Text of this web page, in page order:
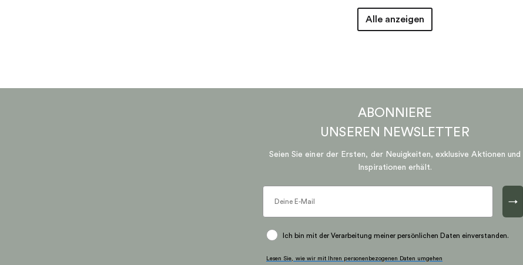
Alle anzeigen
ABONNIERE
UNSEREN NEWSLETTER
Seien Sie einer der Ersten, der Neuigkeiten, exklusive Aktionen und
Inspirationen erhält.
→
Ich bin mit der Verarbeitung meiner persönlichen Daten einverstanden.
Lesen Sie, wie wir mit Ihren personenbezogenen Daten umgehen